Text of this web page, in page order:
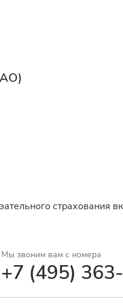
страхования
Мы звоним вам с номера
+7 (495) 363-